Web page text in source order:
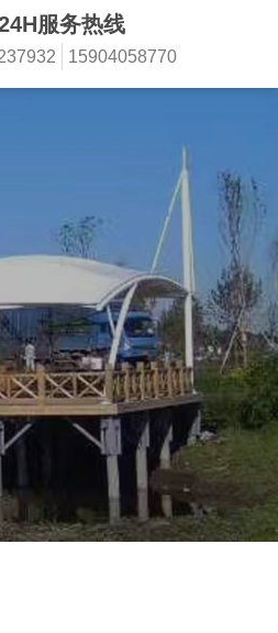
服务热线
15904058770